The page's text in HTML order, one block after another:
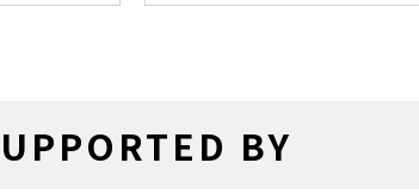
合わせ表を掲載
BY